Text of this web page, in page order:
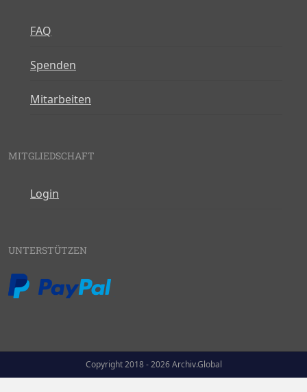
FAQ
Spenden
Mitarbeiten
MITGLIEDSCHAFT
Login
UNTERSTÜTZEN
Copyright 2018 - 2026 Archiv.Global